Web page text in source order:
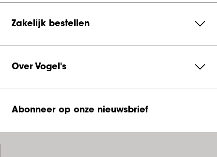
Zakelijk bestellen
Over Vogel's
Abonneer op onze nieuwsbrief